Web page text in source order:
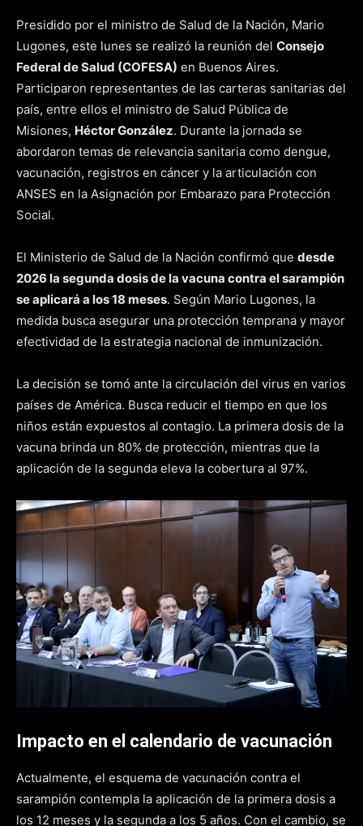
Presidido por el ministro de Salud de la Nación, Mario
Lugones, este lunes se realizó la reunión del Consejo
Federal de Salud (COFESA) en Buenos Aires.
Participaron representantes de las carteras sanitarias del
país, entre ellos el ministro de Salud Pública de
Misiones, Héctor González. Durante la jornada se
abordaron temas de relevancia sanitaria como dengue,
vacunación, registros en cáncer y la articulación con
ANSES en la Asignación por Embarazo para Protección
Social.
El Ministerio de Salud de la Nación confirmó que desde
2026 la segunda dosis de la vacuna contra el sarampión
se aplicará a los 18 meses. Según Mario Lugones, la
medida busca asegurar una protección temprana y mayor
efectividad de la estrategia nacional de inmunización.
La decisión se tomó ante la circulación del virus en varios
países de América. Busca reducir el tiempo en que los
niños están expuestos al contagio. La primera dosis de la
vacuna brinda un 80% de protección, mientras que la
aplicación de la segunda eleva la cobertura al 97%.
Impacto en el calendario de vacunación
Actualmente, el esquema de vacunación contra el
sarampión contempla la aplicación de la primera dosis a
los 12 meses y la segunda a los 5 años. Con el cambio, se